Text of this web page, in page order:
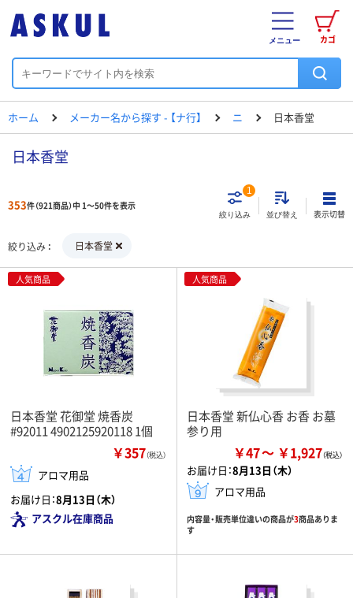
カゴ
メニュー
ホーム メーカー名から探す - 【ナ行】 ニ 日本香堂
日本香堂
353件（921商品）中 1～50件を表示
絞り込み
1
並び替え 表示切替
絞り込み 日本香堂
人気商品
日本香堂 花御堂 焼香炭
#92011 4902125920118 1個
￥357（税込）
アロマ用品
お届け日：8月13日（木）
アスクル在庫商品
人気商品
日本香堂 新仏心香 お香 お墓
参り用
￥47 ￥1,927
お届け日：8月13日（木）
アロマ用品
内容量・販売単位違いの商品が3商品ありま
す